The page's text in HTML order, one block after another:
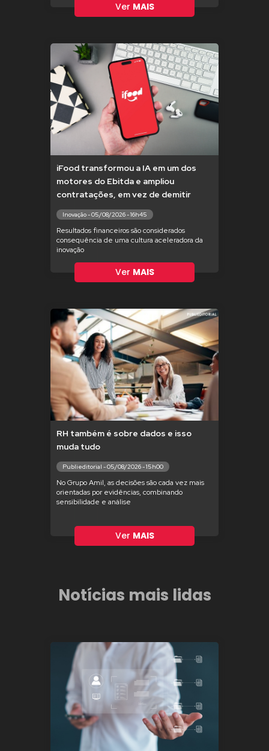
Ver MAIS
iFood transformou a IA em um dos
motores do Ebitda e ampliou
contratações, em vez de demitir
Inovação - 05/08/2026 - 16h45
Resultados financeiros são considerados
consequência de uma cultura aceleradora da
inovação
Ver MAIS
RH também é sobre dados e isso
muda tudo
Publieditorial - 05/08/2026 - 15h00
No Grupo Amil, as decisões são cada vez mais
orientadas por evidências, combinando
sensibilidade e análise
Ver MAIS
Notícias mais lidas